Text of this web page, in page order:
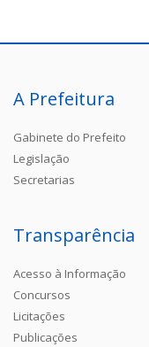
A Prefeitura
Gabinete do Prefeito
Legislação
Secretarias
Transparência
Acesso à Informação
Concursos
Licitações
Publicações